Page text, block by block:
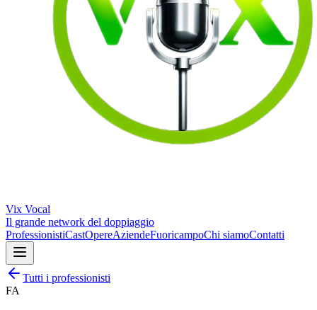
Vix Vocal
Il grande network del doppiaggio
ProfessionistiCastOpereAziendeFuoricampoChi siamoContatti
Tutti i professionisti
FA